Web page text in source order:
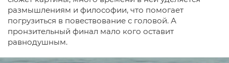
размышлениям и философии, что помогает
погрузиться в повествование с головой. А
пронзительный финал мало кого оставит
равнодушным.